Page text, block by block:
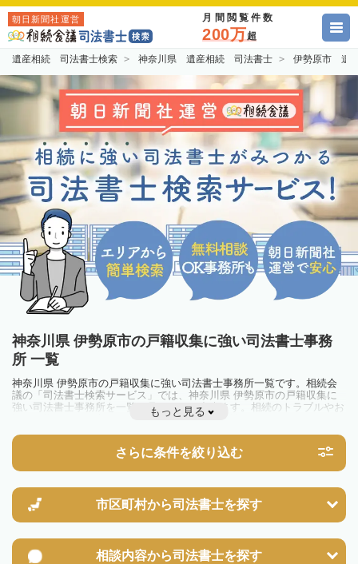
朝日新聞社運営 月間閲覧件数
200万超
遺産相続 司法書士検索 神奈川県 遺産相続 司法書士 伊勢原市 遺
神奈川県 伊勢原市の戸籍収集に強い司法書士事務
所 一覧
神奈川県 伊勢原市の戸籍収集に強い司法書士事務所一覧です。相続会
議の「司法書士検索サービス」では、神奈川県 伊勢原市の戸籍収集に
強い司法書士事務所を一覧で見ることが出来ます。相続のトラブルやお
悩みを抱えている方は一度近隣の司法書士に相談してみましょう。
もっと見る
さらに条件を絞り込む
市区町村から司法書士を探す
相談内容から司法書士を探す